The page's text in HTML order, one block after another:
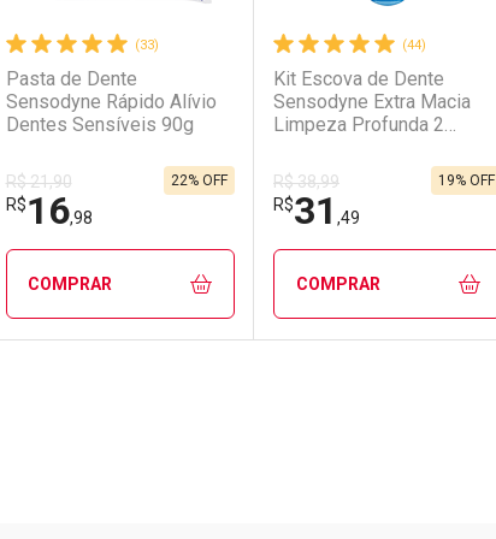
(33)
Pasta de Dente
Sensodyne Rápido Alívio
Dentes Sensíveis 90g
R$ 21,90
R$16,98
22% OFF
COMPRAR
(44)
Kit Escova de Dente
Sensodyne Extra Macia
Limpeza Profunda 2
R$ 38,99
R$31 ,49
19% OFF
COMPRAR